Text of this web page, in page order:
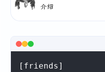
介绍
[friends]